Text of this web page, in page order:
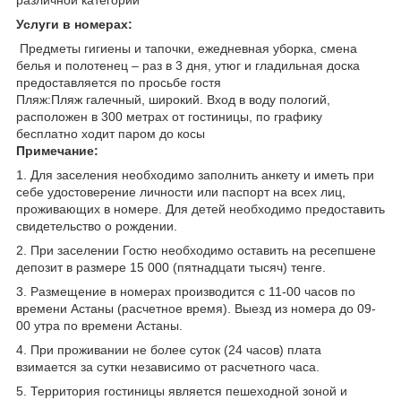
Услуги в номерах:
Предметы гигиены и тапочки, ежедневная уборка, смена
белья и полотенец – раз в 3 дня, утюг и гладильная доска
предоставляется по просьбе гостя
Пляж:Пляж галечный, широкий. Вход в воду пологий,
расположен в 300 метрах от гостиницы, по графику
бесплатно ходит паром до косы
Примечание:
1. Для заселения необходимо заполнить анкету и иметь при
себе удостоверение личности или паспорт на всех лиц,
проживающих в номере. Для детей необходимо предоставить
свидетельство о рождении.
2. При заселении Гостю необходимо оставить на ресепшене
депозит в размере 15 000 (пятнадцати тысяч) тенге.
3. Размещение в номерах производится с 11-00 часов по
времени Астаны (расчетное время). Выезд из номера до 09-
00 утра по времени Астаны.
4. При проживании не более суток (24 часов) плата
взимается за сутки независимо от расчетного часа.
5. Территория гостиницы является пешеходной зоной и